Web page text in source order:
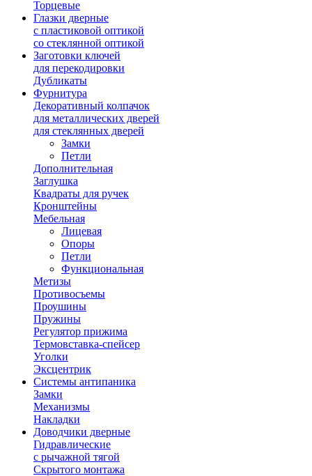
Торцевые
Глазки дверные
с пластиковой оптикой
со стеклянной оптикой
Заготовки ключей
для перекодировки
Дубликаты
Фурнитура
Декоративный колпачок
для металлических дверей
для стеклянных дверей
Замки
Петли
Дополнительная
Заглушка
Квадраты для ручек
Кронштейны
Мебельная
Лицевая
Опоры
Петли
Функциональная
Метизы
Противосъемы
Проушины
Пружины
Регулятор прижима
Термовставка-спейсер
Уголки
Эксцентрик
Системы антипаника
Замки
Механизмы
Накладки
Доводчики дверные
Гидравлические
с рычажной тягой
Скрытого монтажа